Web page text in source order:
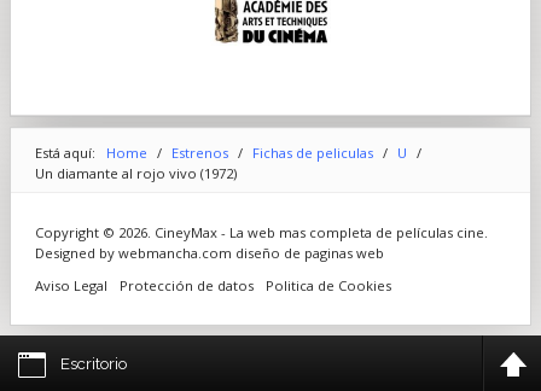
Está aquí: Home / Estrenos / Fichas de peliculas / U /
Un diamante al rojo vivo (1972)
Copyright © 2026. CineyMax - La web mas completa de películas cine.
Designed by webmancha.com diseño de paginas web
Aviso Legal
Protección de datos Politica de Cookies
Escritorio